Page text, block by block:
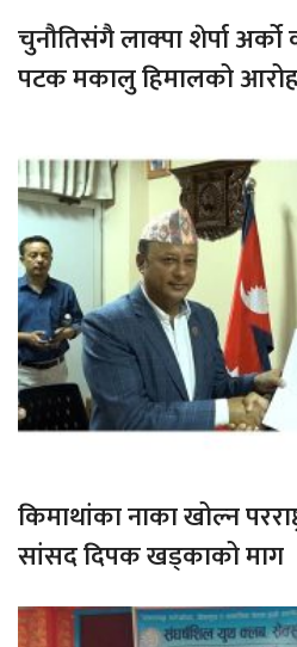
चुनौतिसंगै लाक्पा शेर्पा अर्को
पटक मकालु हिमालको
किमाथांका नाका खोल्न
सांसद दिपक खड्काको माग